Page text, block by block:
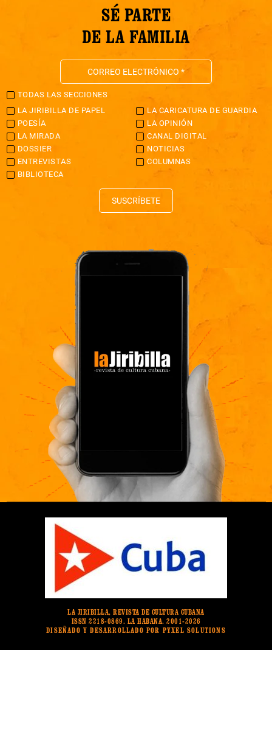
SÉ PARTE
DE LA FAMILIA
TODAS LAS SECCIONES
LA JIRIBILLA DE PAPEL
LA CARICATURA DE GUARDIA
POESÍA
LA OPINIÓN
LA MIRADA
CANAL DIGITAL
DOSSIER
NOTICIAS
ENTREVISTAS
COLUMNAS
BIBLIOTECA
SUSCRÍBETE
LA JIRIBILLA, REVISTA DE CULTURA CUBANA
ISSN 2218-0869. LA HABANA. 2001-2026
DISEÑADO Y DESARROLLADO POR PYXEL SOLUTIONS